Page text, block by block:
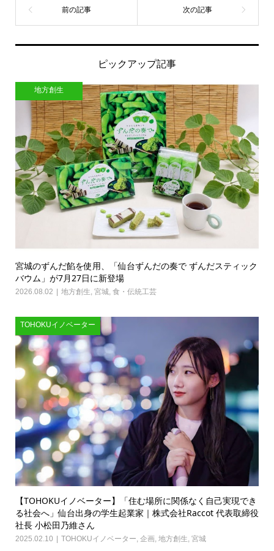
ピックアップ記事
地方創生
宮城のずんだ餡を使用、「仙台ずんだの奏で ずんだスティック
バウム」が7月27日に新登場
2026.08.02 地方創生, 宮城, 食・伝統工芸
TOHOKUイノベーター
【TOHOKUイノベーター】「住む場所に関係なく自己実現でき
る社会へ」仙台出身の学生起業家｜株式会社Raccot 代表取締役
社長 小松田乃維さん
2025.02.10 TOHOKUイノベーター 企画, 地方創生 宮城